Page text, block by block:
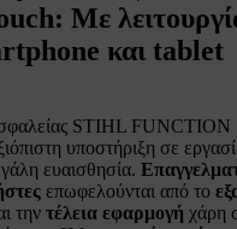
Με
και tablet
STIHL FUNCTION
υποστήριξη σε
ευαισθησία.
επωφελούνται από το
την τέλεια εφαρμογή χάρη